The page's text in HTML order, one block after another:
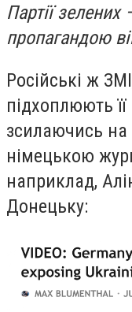
Партії
пропагандою
Російські ж
підхоплюють
зсилаючись на
німецькою
наприклад,
Донецьку: